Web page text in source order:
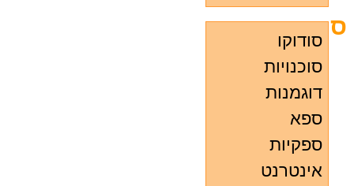
ס
סודוקו
סוכנויות
דוגמנות
ספא
ספקיות
אינטרנט